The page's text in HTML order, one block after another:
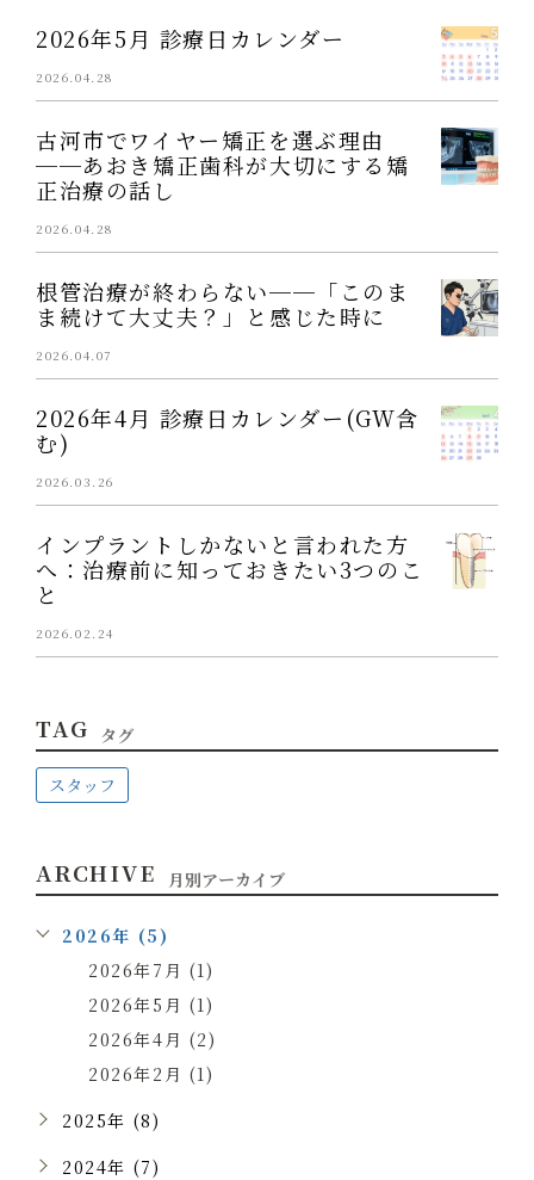
2026年5月 診療日カレンダー
2026.04.28
古河市でワイヤー矯正を選ぶ理由
──あおき矯正歯科が大切にする矯
正治療の話し
2026.04.28
根管治療が終わらない──「このま
ま続けて大丈夫？」と感じた時に
2026.04.07
2026年4月 診療日カレンダー(GW含
む)
2026.03.26
インプラントしかないと言われた方
へ：治療前に知っておきたい3つのこ
と
2026.02.24
TAG タグ
スタッフ
ARCHIVE 月別アーカイブ
2026年 (5)
2026年7月 (1)
2026年5月 (1)
2026年4月 (2)
2026年2月 (1)
2025年 (8)
2024年 (7)